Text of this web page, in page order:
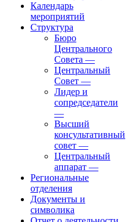
Календарь
мероприятий
Структура
Бюро
Центрального
Совета —
Центральный
Совет —
Лидер и
сопредседатели
—
Высший
консультативный
совет —
Центральный
аппарат —
Региональные
отделения
Документы и
символика